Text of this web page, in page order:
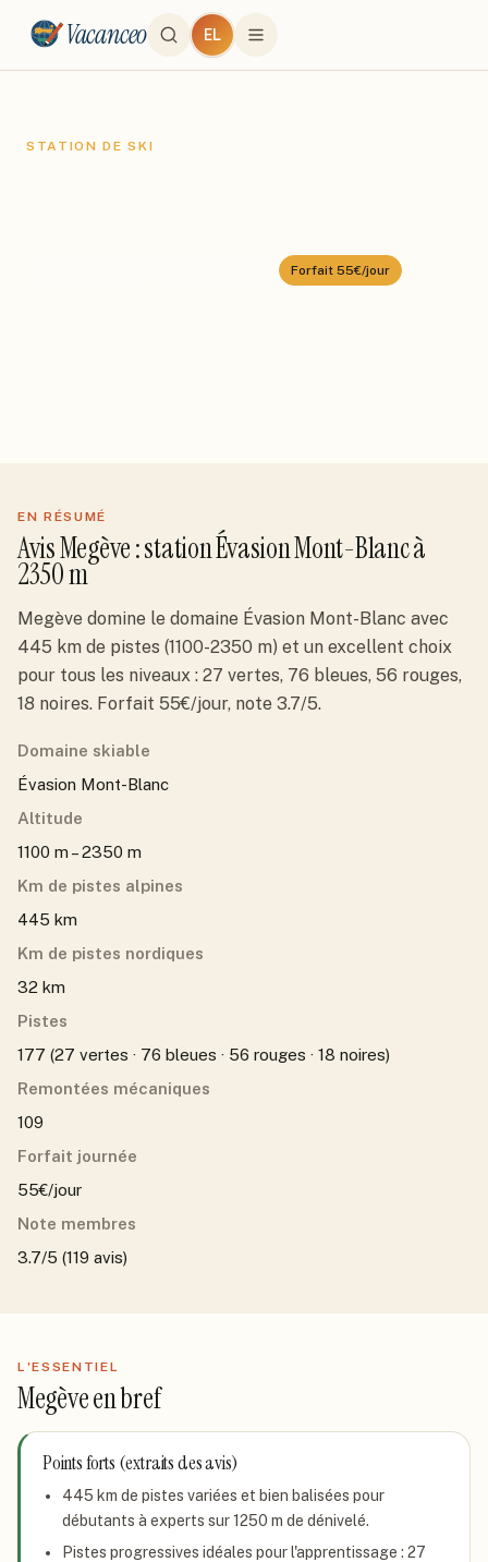
Vacanceo EL
STATION DE SKI
Forfait 55€/jour
EN RÉSUMÉ
AvisMegève: stationÉvasion Mont-Blancà
2350 m
Megève domine le domaine Évasion Mont-Blanc avec
445 km de pistes (1100-2350 m) et un excellent choix
pour tous les niveaux : 27 vertes, 76 bleues, 56 rouges,
18 noires. Forfait 55€/jour, note 3.7/5.
Domaine skiable
Évasion Mont-Blanc
Altitude
1100 m – 2350 m
Km de pistes alpines
445 km
Km de pistes nordiques
32 km
Pistes
177 (27 vertes · 76 bleues · 56 rouges · 18 noires)
Remontées mécaniques
109
Forfait journée
55€/jour
Note membres
3.7/5 (119 avis)
L'ESSENTIEL
Megèveen bref
Points forts (extraits des avis)
445 km de pistes variées et bien balisées pour
débutants à experts sur 1250 m de dénivelé.
Pistes progressives idéales pour l'apprentissage : 27